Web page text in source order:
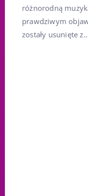
różnorodną
prawdziwym
zostały usunięte